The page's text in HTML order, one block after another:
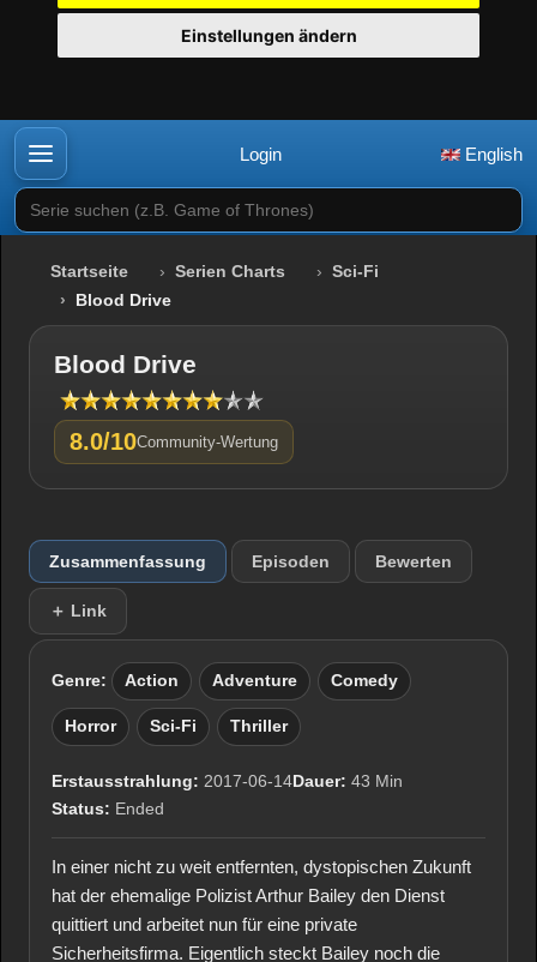
Einstellungen ändern
Login English
Serie suchen (z.B. Game of Thrones)
Startseite Serien Charts
Sci-Fi
Blood Drive
Blood Drive
8.0/10Community-Wertung
Zusammenfassung Episoden Bewerten
＋ Link
Genre: Action Adventure Comedy
Horror Sci-Fi Thriller
Erstausstrahlung: 2017-06-14Dauer: 43 Min
Status: Ended
In einer nicht zu weit entfernten, dystopischen Zukunft
hat der ehemalige Polizist Arthur Bailey den Dienst
quittiert und arbeitet nun für eine private
Sicherheitsfirma. Eigentlich steckt Bailey noch die